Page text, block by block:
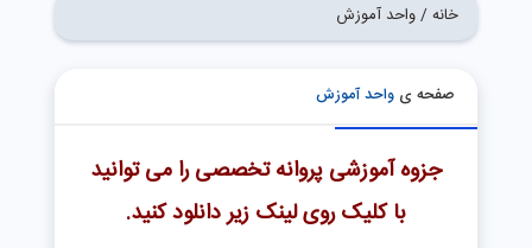
خانه / واحد آموزش
صفحه یواحد آموزش
جزوه آموزشی پروانه تخصصی را می توانید
با کلیک روی لینک زیر دانلود کنید.